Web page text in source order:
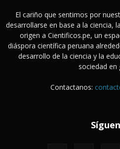
El cariño que sentimos por
desarrollarse en base a la ciencia,
origen a Cientificos.pe, un
diáspora científica peruana
desarrollo de la ciencia y la
sociedad en
Contactanos: